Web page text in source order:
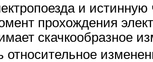
и истинную
прохождения
скачкообразное
относительное